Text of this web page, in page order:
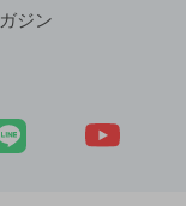
ジン